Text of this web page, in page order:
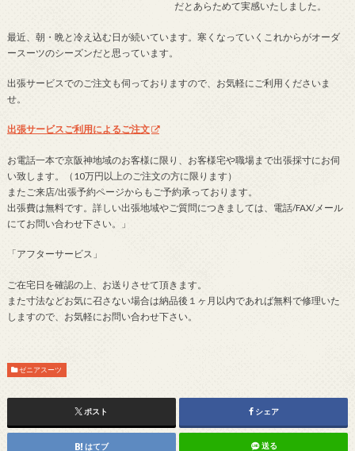
だとあらためて実感いたしました。
最近、朝・晩と冷え込む日が続いています。寒くなっていくこれからがオーダ
ースーツのシーズンだと思っています。
出張サービスでのご注文も伺っておりますので、お気軽にご利用くださいま
せ。
出張サービスご利用によるご注文
お電話一本で京阪神地域のお客様に限り、お客様宅や職場まで出張採寸にお伺
い致します。（10万円以上のご注文の方に限ります）
またご来店/出張予約ページからもご予約承っております。
出張費は無料です。詳しい出張地域やご質問につきましては、電話/FAX/メール
にてお問い合わせ下さい。」
「アフターサービス」
ご在宅日を確認の上、お送りさせて頂きます。
また寸法などお気に召さない場合は納品後１ヶ月以内であれば無料で修理いた
しますので、お気軽にお問い合わせ下さい。
ゼニアスーツ
ポスト シェア
はてブ 送る